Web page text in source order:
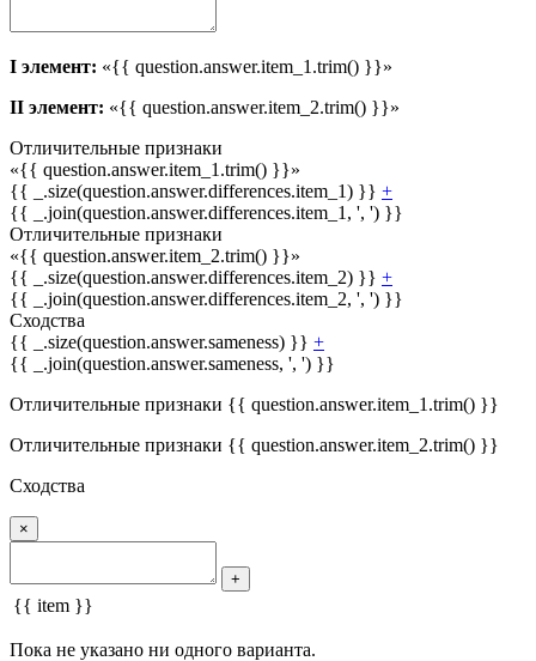
I элемент: «{{ question.answer.item_1.trim() }}»
II элемент: «{{ question.answer.item_2.trim() }}»
Отличительные признаки
«{{ question.answer.item_1.trim() }}»
{{ _.size(question.answer.differences.item_1) }} +
{{ _.join(question.answer.differences.item_1, ', ') }}
Отличительные признаки
«{{ question.answer.item_2.trim() }}»
{{ _.size(question.answer.differences.item_2) }} +
{{ _.join(question.answer.differences.item_2, ', ') }}
Сходства
{{ _.size(question.answer.sameness) }} +
{{ _.join(question.answer.sameness, ', ') }}
Отличительные признаки {{ question.answer.item_1.trim() }}
Отличительные признаки {{ question.answer.item_2.trim() }}
Сходства
×
+
{{ item }}
Пока не указано ни одного варианта.